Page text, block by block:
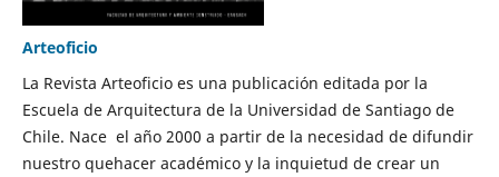
Arteoficio
La Revista Arteoficio es una publicación editada por la
Escuela de Arquitectura de la Universidad de Santiago de
Chile. Nace el año 2000 a partir de la necesidad de difundir
nuestro quehacer académico y la inquietud de crear un